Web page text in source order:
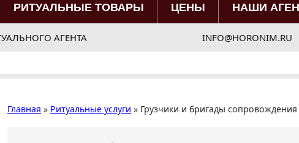
РИТУАЛЬНЫЕ ТОВАРЫ ЦЕНЫ НАШИ
АГЕНТА INFO@HORONIM.RU
Главная » Ритуальные услуги » Грузчики и бригады сопровождения